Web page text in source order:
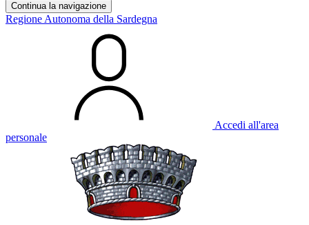
Continua la navigazione
Regione Autonoma della Sardegna
Accedi all'area
personale